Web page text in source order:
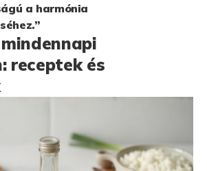
a harmónia
receptek és